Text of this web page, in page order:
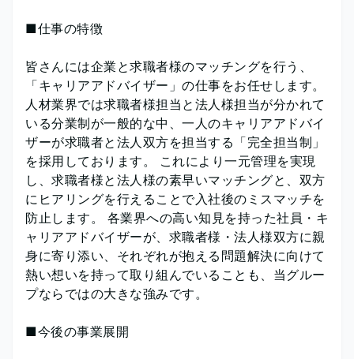
■仕事の特徴
皆さんには企業と求職者様のマッチングを行う、
「キャリアアドバイザー」の仕事をお任せします。
人材業界では求職者様担当と法人様担当が分かれて
いる分業制が一般的な中、一人のキャリアアドバイ
ザーが求職者と法人双方を担当する「完全担当制」
を採用しております。 これにより一元管理を実現
し、求職者様と法人様の素早いマッチングと、双方
にヒアリングを行えることで入社後のミスマッチを
防止します。 各業界への高い知見を持った社員・キ
ャリアアドバイザーが、求職者様・法人様双方に親
身に寄り添い、それぞれが抱える問題解決に向けて
熱い想いを持って取り組んでいることも、当グルー
プならではの大きな強みです。
■今後の事業展開